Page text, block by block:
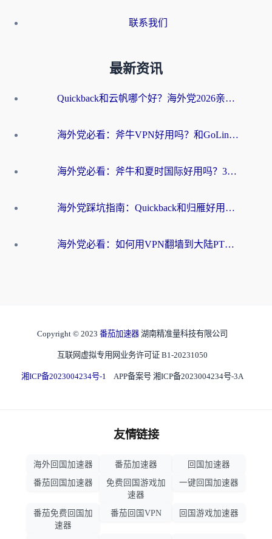
联系我们
最新资讯
Quickback和云帆哪个好？海外党2026亲测指南：选对加速器大陆工具，无缝刷国内剧玩国服
海外党必看：斧牛VPN好用吗？和GoLinkVPN对比哪个回国效果更好？
海外党必看：斧牛和夏时国际好用吗？3步选对回国加速器，无缝刷国内资源
海外党踩坑指南：Quickback和归雁好用吗？选对加速器才能无缝刷国内资源
海外党必看：如何用VPN翻墙到大陆PTT？一篇解决你所有回国加速痛点
Copyright © 2023 番茄加速器 湖南精准量科技有限公司
互联网虚拟专用网业务许可证 B1-20231050
湘ICP备2023004234号-1 APP备案号 湘ICP备2023004234号-3A
友情链接
海外回国加速器 番茄加速器
回国加速器
番茄回国加速器
免费回国游戏加
速器
一键回国加速器
番茄免费回国加
速器
番茄回国VPN 回国游戏加速器